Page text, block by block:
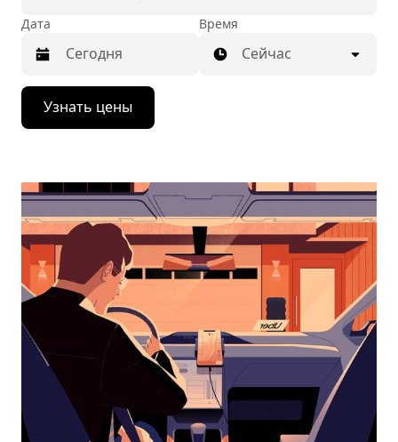
Дата
Нажмите
стрелку
вниз,
календарю
выбрать
дату.
Чтобы
закрыть
календарь,
нажмите
Esc.
Время
Сейчас
Узнать цены